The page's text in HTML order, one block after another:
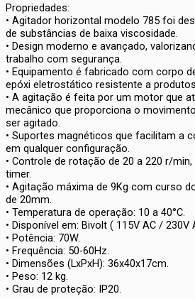
Propriedades:
• Agitador horizontal modelo 785 foi
de substâncias de baixa viscosidade.
• Design moderno e avançado,
trabalho com segurança.
• Equipamento é fabricado com corpo
epóxi eletrostático resistente a
• A agitação é feita por um motor que
mecânico que proporciona o
ser agitado.
• Suportes magnéticos que facilitam a
em qualquer configuração.
• Controle de rotação de 20 a 220 r/
timer.
• Agitação máxima de 9Kg com curso
de 20mm.
• Temperatura de operação: 10 a 40°C.
• Disponível em: Bivolt ( 115V AC / 230V
• Potência: 70W.
• Frequência: 50-60Hz.
• Dimensões (LxPxH): 36x40x17cm.
• Peso: 12 kg.
• Grau de proteção: IP20.